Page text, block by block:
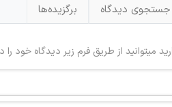
جستجوی دیدگاه برگزیده‌ها
میتوانید از طریق فرم زیر دیدگاه خود